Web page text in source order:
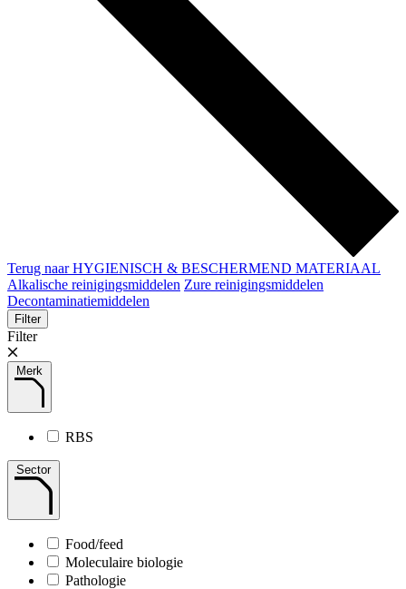
Terug naar HYGIENISCH & BESCHERMEND MATERIAAL
Alkalische reinigingsmiddelen Zure reinigingsmiddelen
Decontaminatiemiddelen
Filter
Filter
Merk
RBS
Sector
Food/feed
Moleculaire biologie
Pathologie